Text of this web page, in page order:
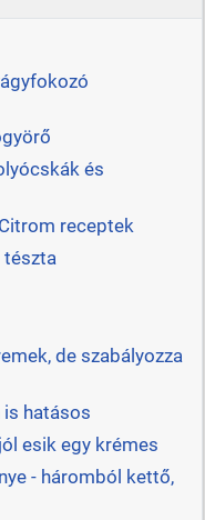
és
receptek
tészta
de szabályozza
is hatásos
esik egy krémes
- háromból kettő,